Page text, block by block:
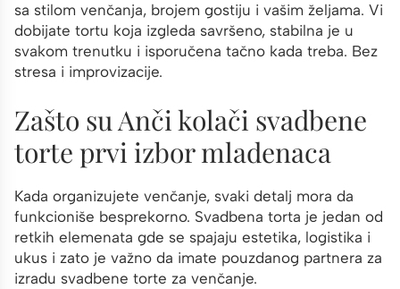
sa stilom venčanja, brojem gostiju i vašim željama. Vi
dobijate tortu koja izgleda savršeno, stabilna je u
svakom trenutku i isporučena tačno kada treba. Bez
stresa i improvizacije.
Zašto su Anči kolači svadbene
torte prvi izbor mladenaca
Kada organizujete venčanje, svaki detalj mora da
funkcioniše besprekorno. Svadbena torta je jedan od
retkih elemenata gde se spajaju estetika, logistika i
ukus i zato je važno da imate pouzdanog partnera za
izradu svadbene torte za venčanje.